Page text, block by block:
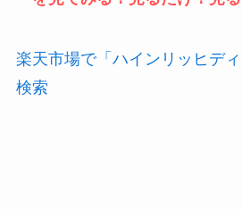
楽天市場で「ハインリッヒデ
検索